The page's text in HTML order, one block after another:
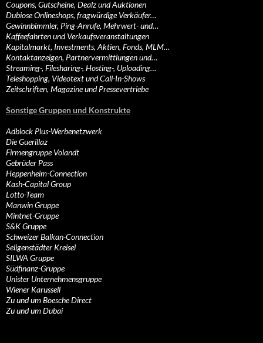
Coupons, Gutscheine, Dealz und Auktionen
Dubiose Onlineshops, fragwürdige Verkäufer…
Gewinnbimmler, Ping-Anrufe, Mehrwert- und…
Kaffeefahrten und Verkaufsveranstaltungen
Kapitalmarkt, Investments, Aktien, Fonds, MLM…
Kontaktanzeigen, Partnervermittlungen und…
Streaming-, Filesharing-, Hosting-, Uploading…
Teleshopping, Videotext und Call-In-Shows
Zeitschriften, Magazine und Pressevertriebe
Sonstige Gruppen und Konstrukte
Adblock Plus-Werbenetzwerk
Die Guerillaz
Firmengruppe Volandt
Gebrüder Pass
Heppenheim-Connection
Kash-Capital Group
Lotto-Team
Manwin Gruppe
Mintnet-Gruppe
S&K Gruppe
Schweizer Balkan-Connection
Seligenstädter Kreisel
SILWA Gruppe
Südfinanz-Gruppe
Unister Unternehmensgruppe
Wiener Karussell
Zu und um Boesche Direct
Zu und um Dubai